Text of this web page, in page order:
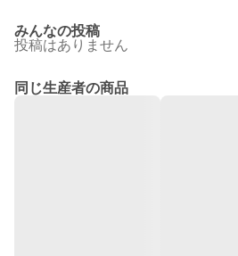
みんなの投稿
投稿はありません
同じ生産者の商品